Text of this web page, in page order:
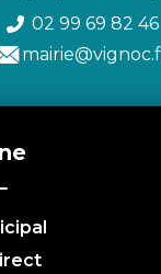
02 99 69 82 46